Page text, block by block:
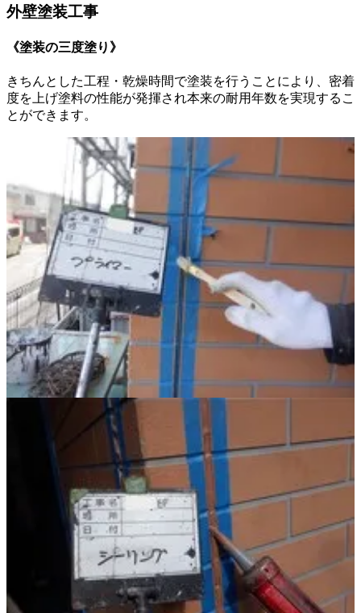
外壁塗装工事
《塗装の三度塗り》
きちんとした工程・乾燥時間で塗装を行うことにより、密着
度を上げ塗料の性能が発揮され本来の耐用年数を実現するこ
とができます。